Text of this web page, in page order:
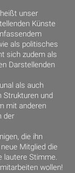
unser
Künste
als politisches
sich zudem als
Darstellenden
als auch
Strukturen und
mit anderen
der
die ihn
Mitglied die
lautere Stimme.
wollen!